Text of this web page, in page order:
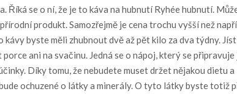
Říká se o ní, že je to káva na hubnutí Ryhée hubnutí.
produkt. Samozřejmě je cena trochu vyšší než
byste měli zhubnout dvě až pět kilo za dva týdny. Jíst
ani na svačinu. Jedná se o nápoj, který se připravuje
Díky tomu, že nebudete muset držet nějakou dietu a
ochuzené o látky a minerály. O tyto látky byste totiž